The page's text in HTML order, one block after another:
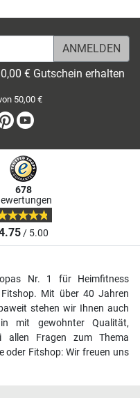
€ Gutschein erhalten
50,00 €
Pinterest
678
/ 5.00
Nr. 1 für Heimfitness
Mit über 40 Jahren
stehen wir Ihnen auch
mit gewohnter Qualität,
allen Fragen zum Thema
oder Fitshop: Wir freuen uns